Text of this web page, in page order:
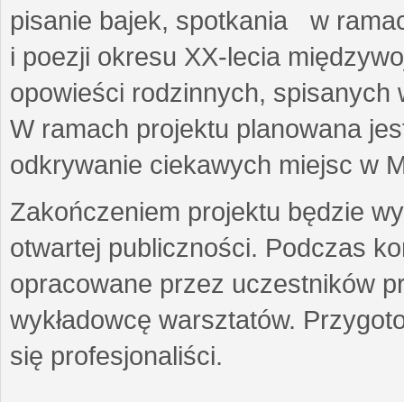
pisanie bajek, spotkania w
i poezji okresu XX-lecia
opowieści rodzinnych,
W ramach projektu planowana
odkrywanie ciekawych miejsc w
Zakończeniem projektu będzie
otwartej publiczności. Podczas
opracowane przez uczestników
wykładowcę warsztatów.
się profesjonaliści.